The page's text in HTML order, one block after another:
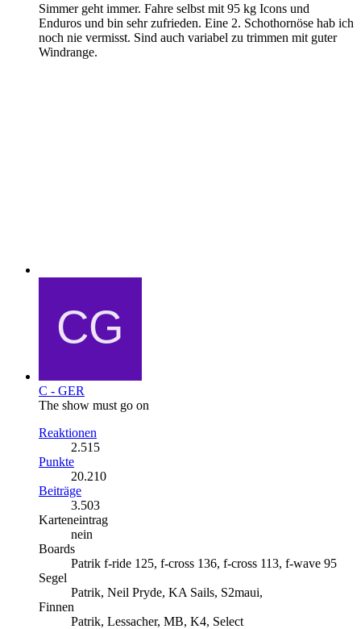
Simmer geht immer. Fahre selbst mit 95 kg Icons und
Enduros und bin sehr zufrieden. Eine 2. Schothornöse hab ich
noch nie vermisst. Sind auch variabel zu trimmen mit guter
Windrange.
C - GER
The show must go on
Reaktionen
2.515
Punkte
20.210
Beiträge
3.503
Karteneintrag
nein
Boards
Patrik f-ride 125, f-cross 136, f-cross 113, f-wave 95
Segel
Patrik, Neil Pryde, KA Sails, S2maui,
Finnen
Patrik, Lessacher, MB, K4, Select